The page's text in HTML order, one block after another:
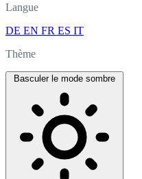
Langue
DE EN FR ES IT
Thème
Basculer le mode sombre